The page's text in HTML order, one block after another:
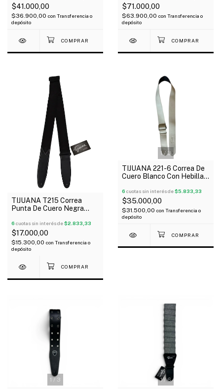
$41.000,00
$36.900,00 con Transferencia o
depósito
$71.000,00
$63.900,00 con Transferencia o
depósito
TIJUANA T215 Correa
Punta De Cuero Negra
6 cuotas sin interés de$2.833,33
$17.000,00
$15.300,00 con Transferencia o
depósito
1/3
TIJUANA 221-6 Correa De
Cuero Blanco Con Hebilla
6 cuotas sin interés de$5.833,33
$35.000,00
$31.500,00 con Transferencia o
depósito
1 / 3 1/6